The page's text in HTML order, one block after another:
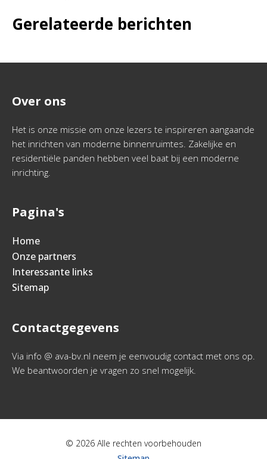
Gerelateerde berichten
Over ons
Het is onze missie om onze lezers te inspireren aangaande
het inrichten van moderne binnenruimtes. Zakelijke en
residentiële panden hebben veel baat bij een moderne
inrichting.
Pagina's
Home
Onze partners
Interessante links
Sitemap
Contactgegevens
Via info @ ava-bv.nl neem je eenvoudig contact met ons op.
We beantwoorden je vragen zo snel mogelijk.
© 2026 Alle rechten voorbehouden